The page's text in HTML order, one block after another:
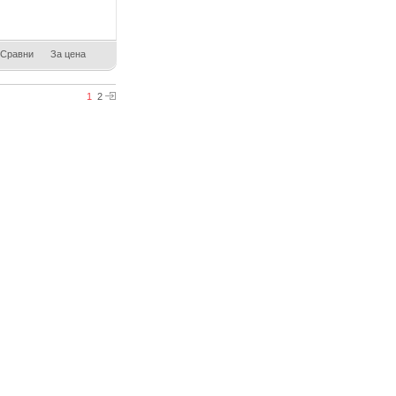
Сравни За цена
1 2